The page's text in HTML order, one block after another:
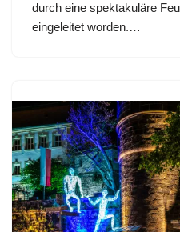
durch eine spektakuläre
eingeleitet worden.…